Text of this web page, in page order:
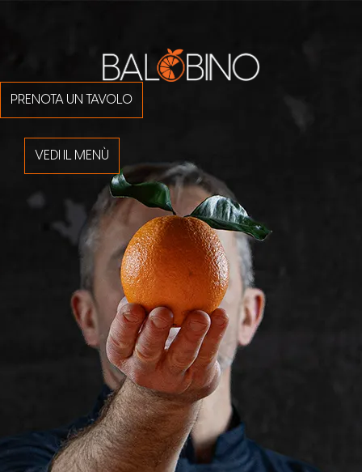
PRENOTA UN TAVOLO
VEDI IL MENÙ